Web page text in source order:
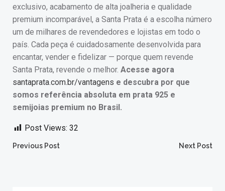
exclusivo, acabamento de alta joalheria e qualidade
premium incomparável, a Santa Prata é a escolha número
um de milhares de revendedores e lojistas em todo o
país. Cada peça é cuidadosamente desenvolvida para
encantar, vender e fidelizar — porque quem revende
Santa Prata, revende o melhor. Acesse agora
santaprata.com.br/vantagens e descubra por que
somos referência absoluta em prata 925 e
semijoias premium no Brasil.
Post Views: 32
Post
Previous Post Next Post